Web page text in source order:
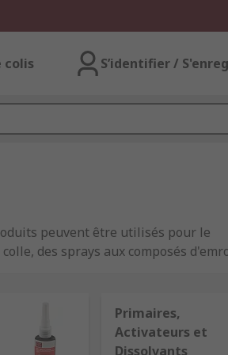
colis S’identifier /
peuvent être utilisés pour le
des sprays aux composés
elles peuvent être utilisées
Primaires,
Activateurs et
Dissolvants